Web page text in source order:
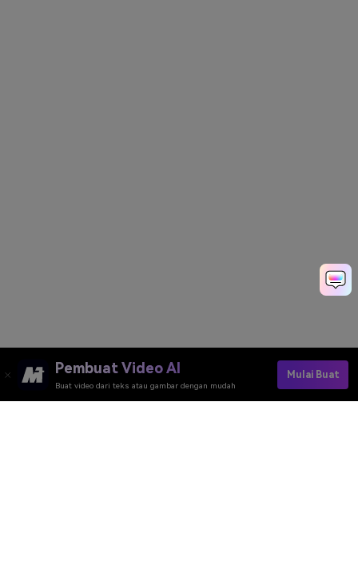
Pembuat Video AI
Buat video dari teks atau gambar dengan mudah
Mulai Buat